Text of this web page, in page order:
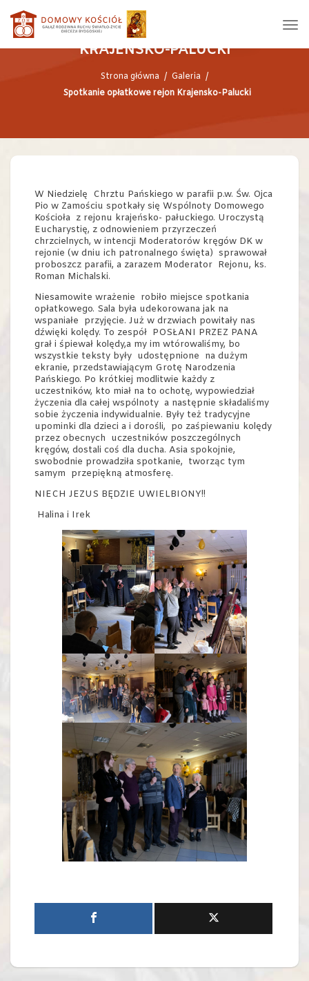
SPOTKANIE OPŁATKOWE REJON
KRAJENSKO-PALUCKI
Strona główna / Galeria /
Spotkanie opłatkowe rejon Krajensko-Palucki
W Niedzielę Chrztu Pańskiego w parafii p.w. Św. Ojca
Pio w Zamościu spotkały się Wspólnoty Domowego
Kościoła z rejonu krajeńsko- pałuckiego. Uroczystą
Eucharystię, z odnowieniem przyrzeczeń
chrzcielnych, w intencji Moderatorów kręgów DK w
rejonie (w dniu ich patronalnego święta) sprawował
proboszcz parafii, a zarazem Moderator Rejonu, ks.
Roman Michalski.
Niesamowite wrażenie robiło miejsce spotkania
opłatkowego. Sala była udekorowana jak na
wspaniałe przyjęcie. Już w drzwiach powitały nas
dźwięki kolędy. To zespół POSŁANI PRZEZ PANA
grał i śpiewał kolędy,a my im wtórowaliśmy, bo
wszystkie teksty były udostępnione na dużym
ekranie, przedstawiającym Grotę Narodzenia
Pańskiego. Po krótkiej modlitwie każdy z
uczestników, kto miał na to ochotę, wypowiedział
życzenia dla całej wspólnoty a następnie składaliśmy
sobie życzenia indywidualnie. Były też tradycyjne
upominki dla dzieci a i dorośli, po zaśpiewaniu kolędy
przez obecnych uczestników poszczególnych
kręgów, dostali coś dla ducha. Asia spokojnie,
swobodnie prowadziła spotkanie, tworząc tym
samym przepiękną atmosferę.
NIECH JEZUS BĘDZIE UWIELBIONY!!
Halina i Irek